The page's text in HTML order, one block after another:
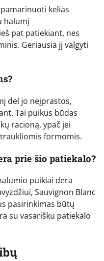
kelias
halumį
pat patiekiant, nes
Geriausia jį valgyti
dėl jo neįprastos,
Tai puikus būdas
racioną, ypač jei
formomis.
prie šio patiekalo?
puikiai dera
Sauvignon Blanc
pasirinkimas būtų
su vasarišku patiekalo